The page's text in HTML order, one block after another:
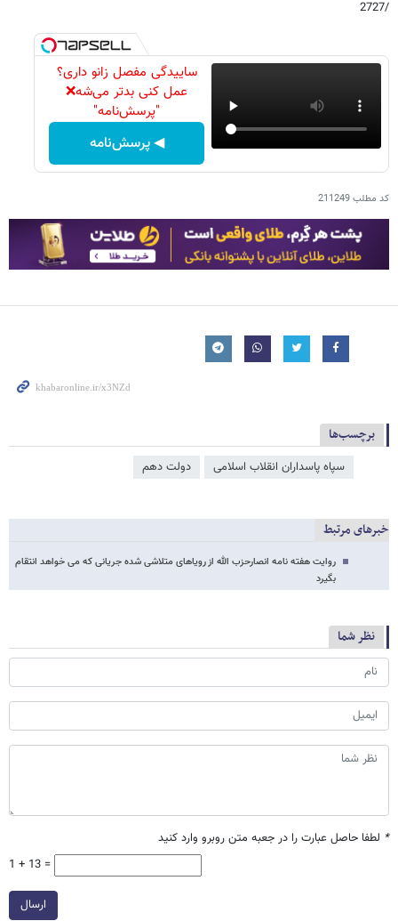
/2727
ساییدگی مفصل زانو داری؟
عمل کنی بدتر می‌شه❌
"پرسش‌نامه"
◀ پرسش‌نامه
کد مطلب211249
برچسب‌ها
سپاه پاسداران انقلاب اسلامی دولت دهم
خبرهای مرتبط
روایت هفته نامه انصارحزب الله از رویاهای متلاشی شده جریانی که می خواهد انتقام
بگیرد
نظر شما
* لطفا حاصل عبارت را در جعبه متن روبرو وارد کنید
1 + 13 =
ارسال